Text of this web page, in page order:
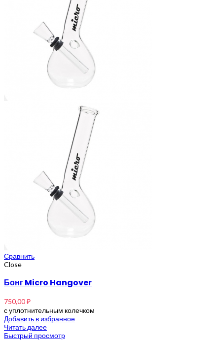
Сравнить
Close
Бонг Micro Hangover
750,00₽
с уплотнительным колечком
Добавить в избранное
Читать далее
Быстрый просмотр